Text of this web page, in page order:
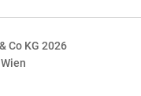
Co KG 2026